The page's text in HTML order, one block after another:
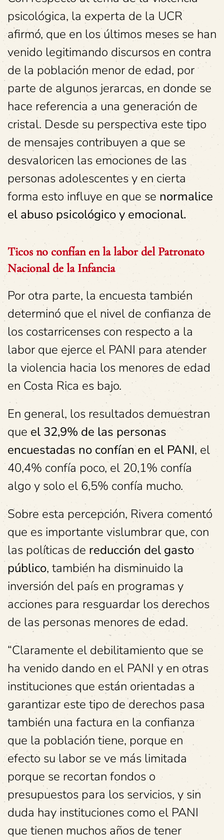
psicológica, la experta de la UCR
afirmó, que en los últimos meses se han
venido legitimando discursos en contra
de la población menor de edad, por
parte de algunos jerarcas, en donde se
hace referencia a una generación de
cristal. Desde su perspectiva este tipo
de mensajes contribuyen a que se
desvaloricen las emociones de las
personas adolescentes y en cierta
forma esto influye en que se normalice
el abuso psicológico y emocional.
Ticos no confían en la labor del Patronato
Nacional de la Infancia
Por otra parte, la encuesta también
determinó que el nivel de confianza de
los costarricenses con respecto a la
labor que ejerce el PANI para atender
la violencia hacia los menores de edad
en Costa Rica es bajo.
En general, los resultados demuestran
queel 32,9% de las personas
encuestadas no confían en el PANI, el
40,4% confía poco, el 20,1% confía
algo y solo el 6,5% confía mucho.
Sobre esta percepción, Rivera comentó
que es importante vislumbrar que, con
las políticas de reducción del gasto
público, también ha disminuido la
inversión del país en programas y
acciones para resguardar los derechos
de las personas menores de edad.
“Claramente el debilitamiento que se
ha venido dando en el PANI y en otras
instituciones que están orientadas a
garantizar este tipo de derechos pasa
también una factura en la confianza
que la población tiene, porque en
efecto su labor se ve más limitada
porque se recortan fondos o
presupuestos para los servicios, y sin
duda hay instituciones como el PANI
que tienen muchos años de tener